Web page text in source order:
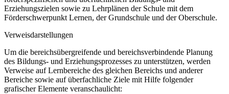
Erziehungszielen sowie zu Lehrplänen der Schule mit dem
Förderschwerpunkt Lernen, der Grundschule und der Oberschule.
Verweisdarstellungen
Um die bereichsübergreifende und bereichsverbindende Planung
des Bildungs- und Erziehungsprozesses zu unterstützen, werden
Verweise auf Lernbereiche des gleichen Bereichs und anderer
Bereiche sowie auf überfachliche Ziele mit Hilfe folgender
grafischer Elemente veranschaulicht: